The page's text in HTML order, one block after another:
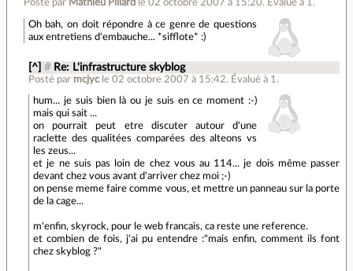
Posté par Mathieu Pillard le 02 octobre 2007 à 15:20. Évalué à 1 .
Oh bah, on doit répondre à ce genre de questions
aux entretiens d'embauche... *sifflote* :)
[^] # Re: L'infrastructure skyblog
Posté par mcjyc le 02 octobre 2007 à 15:42. Évalué à 1 .
hum... je suis bien là ou je suis en ce moment :-)
mais qui sait ...
on pourrait peut etre discuter autour d'une
raclette des qualitées comparées des alteons vs
les zeus...
et je ne suis pas loin de chez vous au 114... je dois même passer
devant chez vous avant d'arriver chez moi ;-)
on pense meme faire comme vous, et mettre un panneau sur la porte
de la cage...
m'enfin, skyrock, pour le web francais, ca reste une reference.
et combien de fois, j'ai pu entendre :"mais enfin, comment ils font
chez skyblog ?"